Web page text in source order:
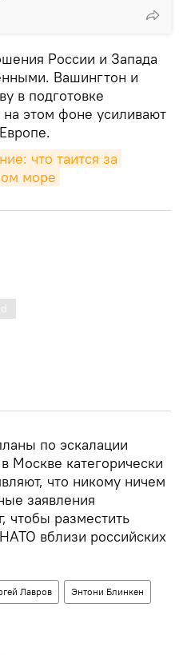
России и Запада
Вашингтон и
в подготовке
этом фоне усиливают
что таится за
море
по эскалации
Москве категорически
что никому ничем
заявления
чтобы разместить
вблизи российских
Лавров Энтони Блинкен